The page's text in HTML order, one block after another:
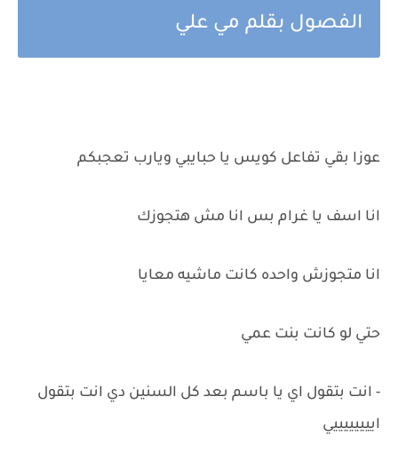
الفصول بقلم مي علي
عوزا بقي تفاعل كويس يا حبايبي ويارب تعجبكم
انا اسف يا غرام بس انا مش هتجوزك
انا متجوزش واحده كانت ماشيه معايا
حتي لو كانت بنت عمي
- انت بتقول اي يا باسم بعد كل السنين دي انت بتقول
اييييييييي